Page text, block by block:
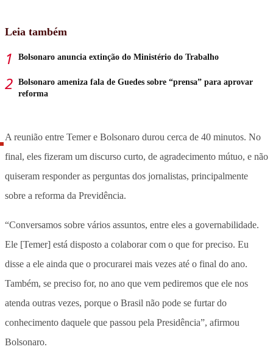
Leia também
Bolsonaro anuncia extinção do Ministério do Trabalho
Bolsonaro ameniza fala de Guedes sobre “prensa” para aprovar
reforma
A reunião entre Temer e Bolsonaro durou cerca de 40 minutos. No
final, eles fizeram um discurso curto, de agradecimento mútuo, e não
quiseram responder as perguntas dos jornalistas, principalmente
sobre a reforma da Previdência.
“Conversamos sobre vários assuntos, entre eles a governabilidade.
Ele [Temer] está disposto a colaborar com o que for preciso. Eu
disse a ele ainda que o procurarei mais vezes até o final do ano.
Também, se preciso for, no ano que vem pediremos que ele nos
atenda outras vezes, porque o Brasil não pode se furtar do
conhecimento daquele que passou pela Presidência”, afirmou
Bolsonaro.